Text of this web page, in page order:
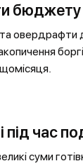
бюджету
під час
суми